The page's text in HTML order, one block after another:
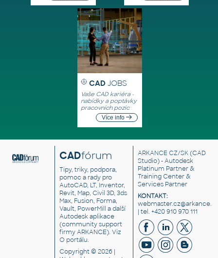
CAD JOBS
Vaše CAD kariéra -
nabídky a poptávky
pracovních pozic
Více info
CADfórum
Tipy, triky, podpora,
pomoc a rady pro
AutoCAD, LT, Inventor,
Revit, Map, Civil 3D, 3ds
Max, Fusion, Forma,
Vault, PowerMill a další
Autodesk aplikace
(community support
firmy ARKANCE). Viz
O portálu.
Copyright © 2026 |
ARKANCE CZ/SK(CAD
Studio) - Autodesk
Platinum Partner &
Training Center &
Services Partner
KONTAKT:
| tel. +420 910 970 111